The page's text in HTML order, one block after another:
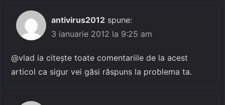
antivirus2012 spune:
3 ianuarie 2012 la 9:25 am
@vlad ia citește toate comentariile de la acest
articol ca sigur vei găsi răspuns la problema ta.